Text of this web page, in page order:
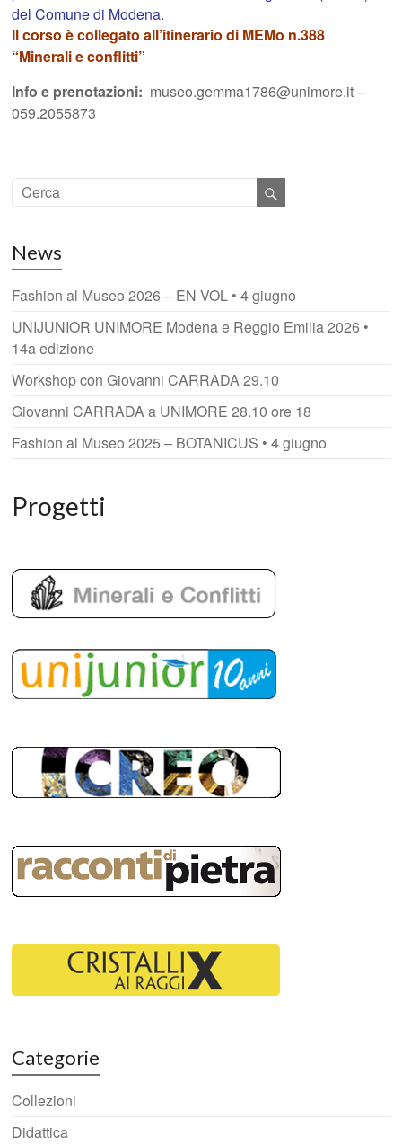
del Comune di Modena.
Il corso è collegato all’itinerario di MEMo n.388
“Minerali e conflitti”
Info e prenotazioni: museo.gemma1786@unimore.it –
059.2055873
News
Fashion al Museo 2026 – EN VOL • 4 giugno
UNIJUNIOR UNIMORE Modena e Reggio Emilia 2026 •
14a edizione
Workshop con Giovanni CARRADA 29.10
Giovanni CARRADA a UNIMORE 28.10 ore 18
Fashion al Museo 2025 – BOTANICUS • 4 giugno
Progetti
Categorie
Collezioni
Didattica